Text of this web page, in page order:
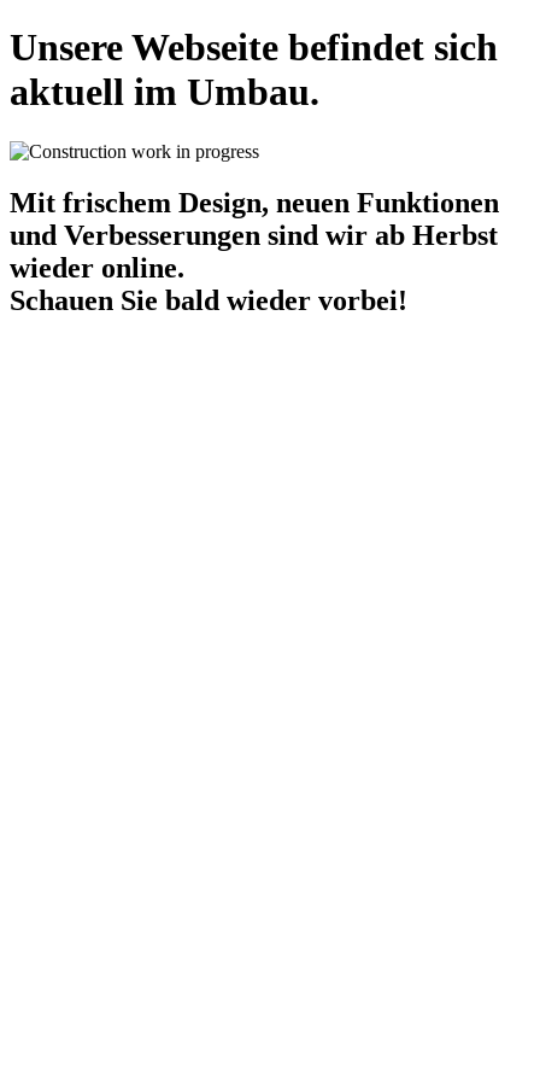
Unsere Webseite befindet sich
aktuell im Umbau.
Mit frischem Design, neuen Funktionen
und Verbesserungen sind wir ab Herbst
wieder online.
Schauen Sie bald wieder vorbei!